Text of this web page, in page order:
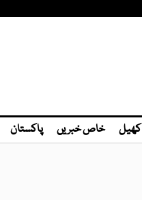
کھیل خاص خبریں پاکستان